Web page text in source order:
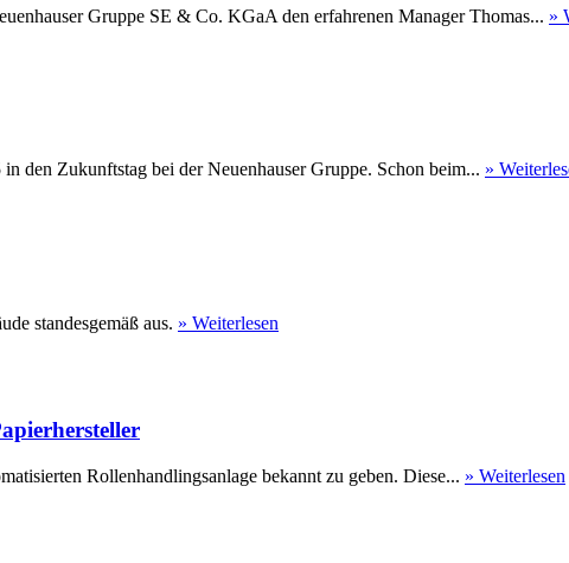
Gruppe SE & Co. KGaA den erfahrenen Manager Thomas... »
den Zukunftstag bei der Neuenhauser Gruppe. Schon beim... »
standesgemäß aus. » Weiterlesen
Rollenhandlingsanlage bekannt zu geben. Diese... » Weiterlesen